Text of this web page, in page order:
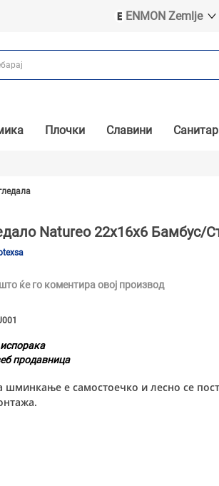
ENMON Zemlje
ENMON BIH
ENMON MKD
Плочки Славини
Natureo 22x16x6 Бамбус/
ќе го коментира овој производ
продавница
шминкање е самостоечко и лесно се